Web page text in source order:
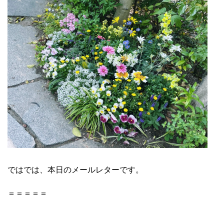
ではでは、本日のメールレターです。
＝＝＝＝＝